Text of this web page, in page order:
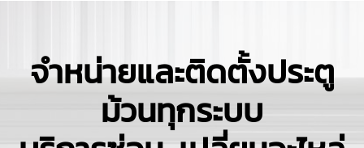
จำหน่ายและติดตั้งประตู
ม้วนทุกระบบ